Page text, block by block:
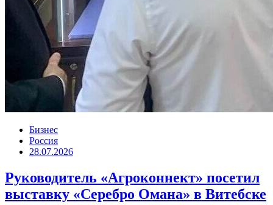
Бизнес
Россия
28.07.2026
Руководитель «Агроконнект» посетил
выставку «Серебро Омана» в Витебске